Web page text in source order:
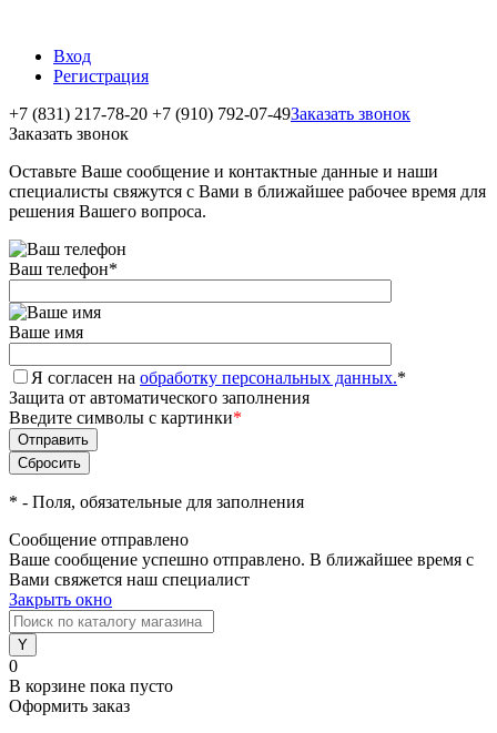
Вход
Регистрация
+7 (831) 217-78-20 +7 (910) 792-07-49Заказать звонок
Заказать звонок
Оставьте Ваше сообщение и контактные данные и наши
специалисты свяжутся с Вами в ближайшее рабочее время для
решения Вашего вопроса.
Ваш телефон*
Ваше имя
Я согласен на обработку персональных данных.*
Защита от автоматического заполнения
Введите символы с картинки*
* - Поля, обязательные для заполнения
Сообщение отправлено
Ваше сообщение успешно отправлено. В ближайшее время с
Вами свяжется наш специалист
Закрыть окно
0
В корзине пока пусто
Оформить заказ